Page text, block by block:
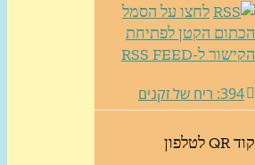
לחצו על הסמל
הכתום הקטן לפתיחת
הקישור ל-RSS FEED
394: ריח של זקנים
קוד QR לטלפון